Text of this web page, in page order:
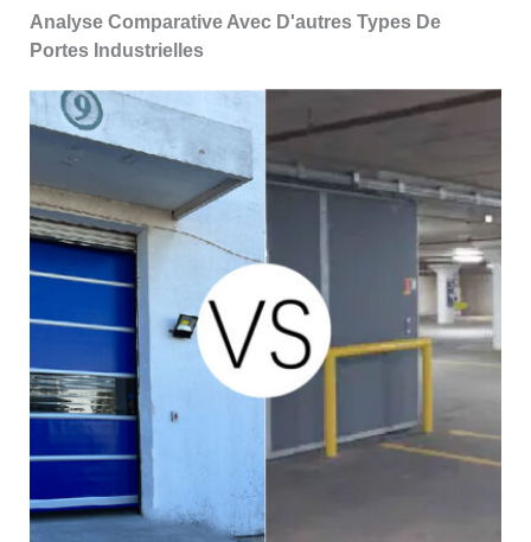
Analyse Comparative Avec D'autres Types De
Portes Industrielles